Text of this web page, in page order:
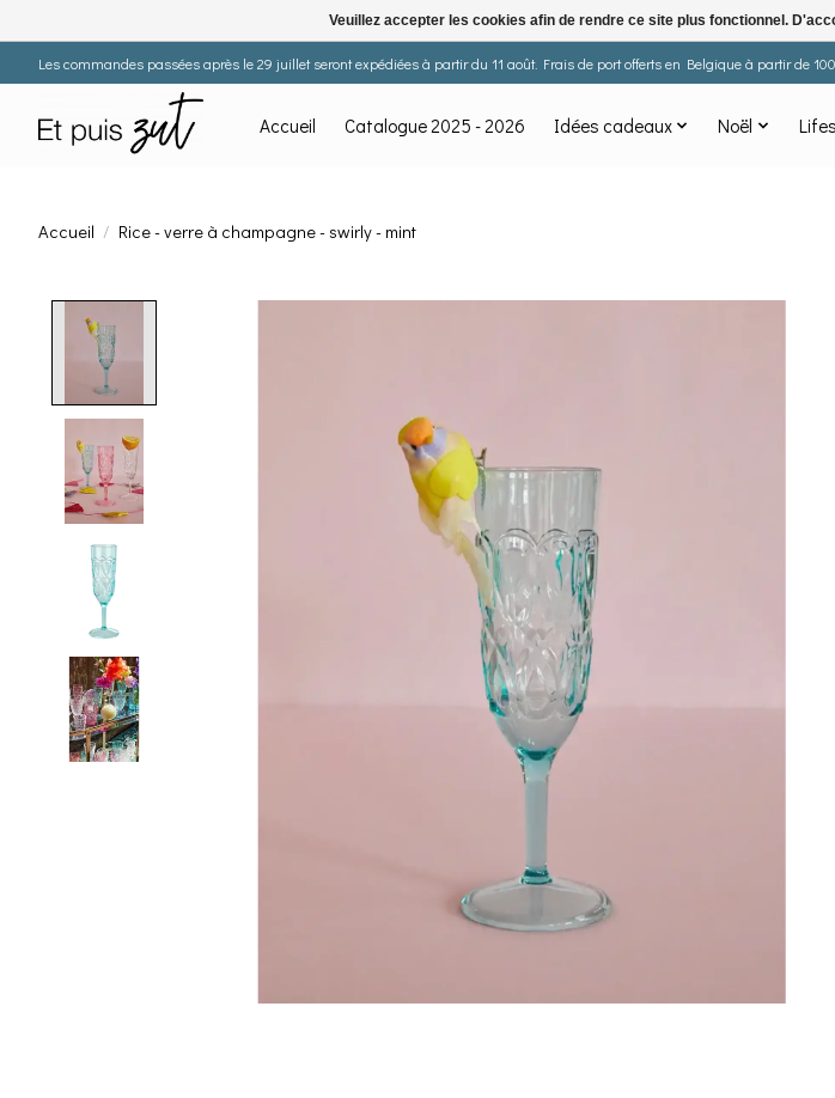
Les commandes passées après le 29 juillet seront expédiées à partir du 11 août. Frais de port offerts en Belgique à partir de
Accueil Catalogue 2025 - 2026 Idées cadeaux Noël
Accueil / Rice - verre à champagne - swirly - mint
Veuillez accepter les cookies afin de rendre ce site plus fonctionnel.